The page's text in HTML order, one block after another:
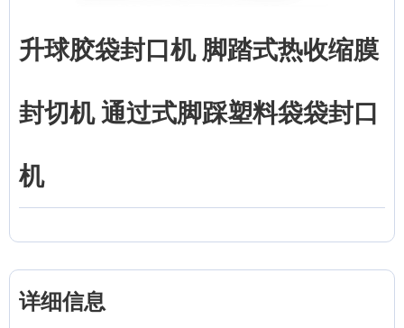
升球胶袋封口机 脚踏式热收缩膜
封切机 通过式脚踩塑料袋袋封口
机
详细信息